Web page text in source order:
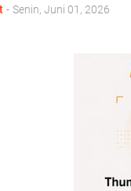
- Senin, Juni 01, 2026